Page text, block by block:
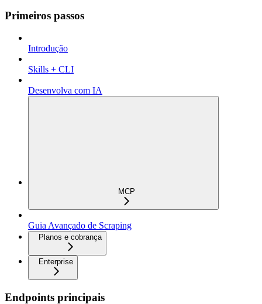
Primeiros passos
Introdução
Skills + CLI
Desenvolva com IA
MCP
Guia Avançado de Scraping
Planos e cobrança
Enterprise
Endpoints principais